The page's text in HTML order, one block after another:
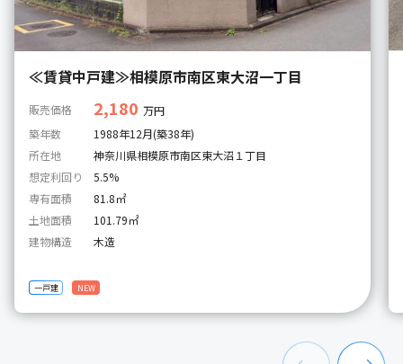
≪賃貸中戸建≫相模原市南区東大沼一丁目
販売価格 2,180 万円
築年数
1988年12月(築38年)
所在地
神奈川県相模原市南区東大沼１丁目
想定利回り
5.5%
専有面積
81.8㎡
土地面積
101.79㎡
建物構造
木造
一戸建 NEW